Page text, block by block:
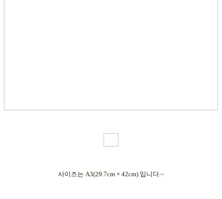
사이즈는 A3(29.7cm × 42cm) 입니다.~